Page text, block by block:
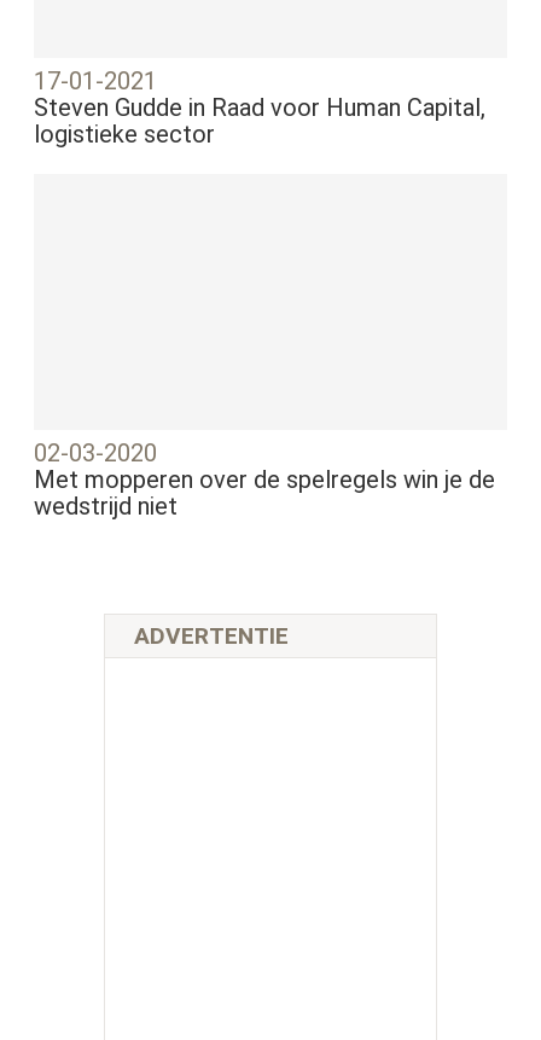
17-01-2021
Steven Gudde in Raad voor Human Capital,
logistieke sector
02-03-2020
Met mopperen over de spelregels win je de
wedstrijd niet
ADVERTENTIE